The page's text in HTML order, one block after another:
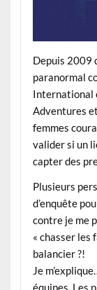
Depuis 2009
paranormal
International
Adventures
femmes
valider si un
capter des
Plusieurs
d’enquête
contre je me
« chasser les
balancier ?!
Je
équipes. Les